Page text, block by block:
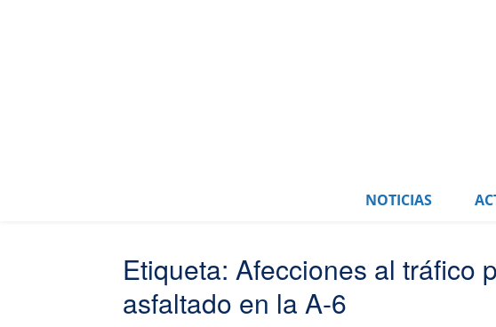
NOTICIAS
Etiqueta: Afecciones al tráfico
asfaltado en la A-6